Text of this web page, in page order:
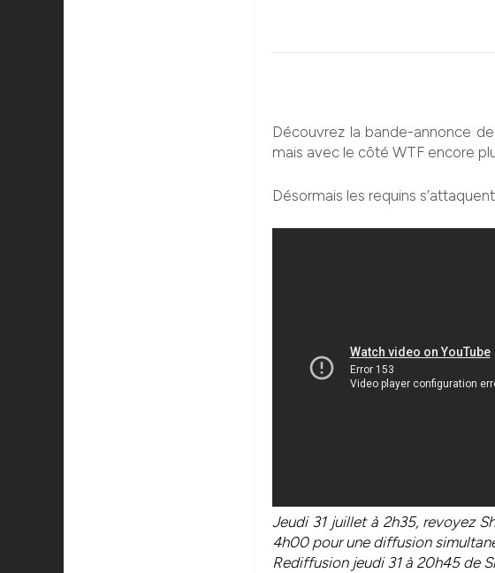
Découvrez la bande-annonce
mais avec le côté WTF encore
Désormais les requins
Jeudi 31 juillet à 2h35, revoyez
4h00 pour une diffusion
Rediffusion jeudi 31 à 20h45 de